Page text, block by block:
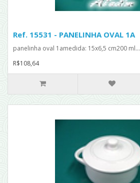
Ref. 15531 - PANELINHA OVAL 1A
panelinha oval 1amedida: 15x6,5 cm200 ml...
R$108,64